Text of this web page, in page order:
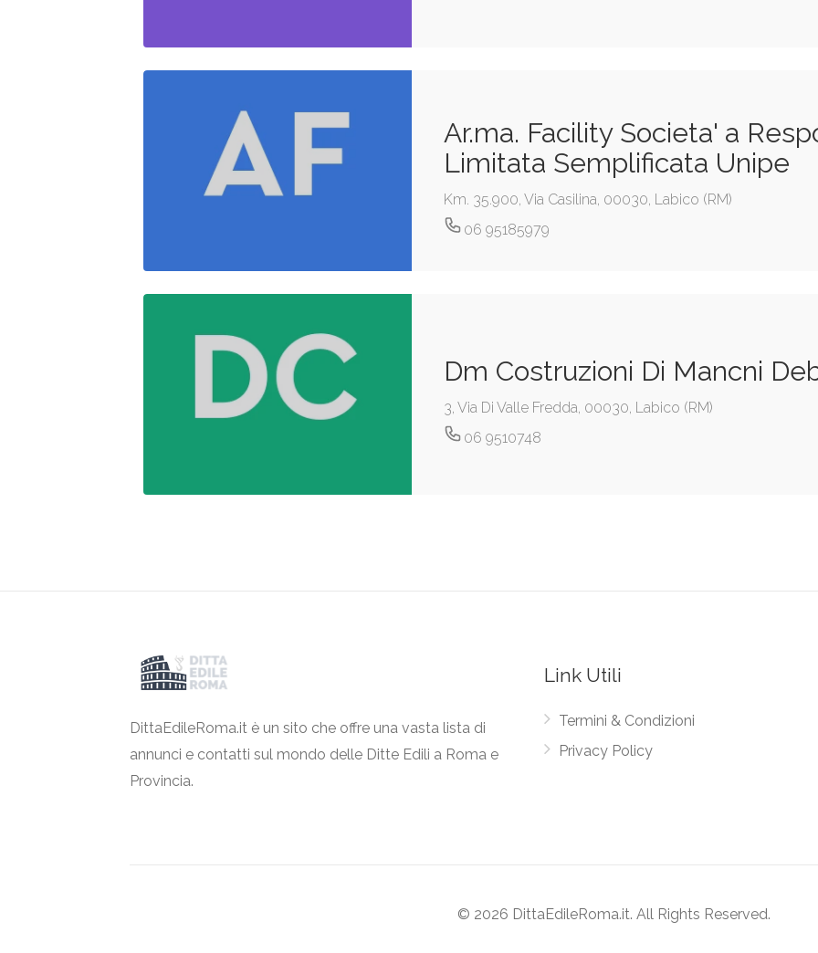
Ar.ma. Facility Societa' a
Limitata Semplificata Unipe
Km. 35.900, Via Casilina, 00030, Labico (RM)
06 95185979
Dm Costruzioni Di Mancni
3, Via Di Valle Fredda, 00030, Labico (RM)
06 9510748
DittaEdileRoma.it è un sito che offre una vasta lista di
annunci e contatti sul mondo delle Ditte Edili a Roma e
Provincia.
Link Utili
Termini & Condizioni
Privacy Policy
© 2026 DittaEdileRoma.it. All Rights Reserved.